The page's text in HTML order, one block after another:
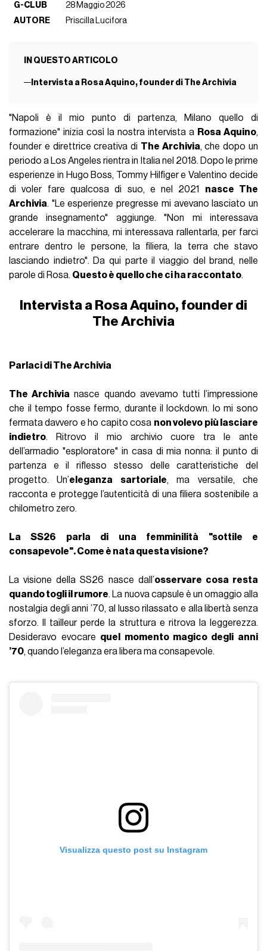
G-CLUB
28 Maggio 2026
AUTORE
Priscilla Lucifora
IN QUESTO ARTICOLO
Intervista a Rosa Aquino, founder di The Archivia
"Napoli è il mio punto di partenza, Milano quello di
formazione" inizia così la nostra intervista a Rosa Aquino,
founder e direttrice creativa di The Archivia, che dopo un
periodo a Los Angeles rientra in Italia nel 2018. Dopo le prime
esperienze in Hugo Boss, Tommy Hilfiger e Valentino decide
di voler fare qualcosa di suo, e nel 2021 nasce The
Archivia. "Le esperienze pregresse mi avevano lasciato un
grande insegnamento" aggiunge. "Non mi interessava
accelerare la macchina, mi interessava rallentarla, per farci
entrare dentro le persone, la filiera, la terra che stavo
lasciando indietro". Da qui parte il viaggio del brand, nelle
parole di Rosa. Questo è quello che ci ha raccontato.
Intervista a Rosa Aquino, founder di
The Archivia
Parlaci di The Archivia
The Archivia nasce quando avevamo tutti l’impressione
che il tempo fosse fermo, durante il lockdown. Io mi sono
fermata davvero e ho capito cosa non volevo più lasciare
indietro. Ritrovo il mio archivio cuore tra le ante
dell’armadio "esploratore" in casa di mia nonna: il punto di
partenza e il riflesso stesso delle caratteristiche del
progetto. Un’eleganza sartoriale, ma versatile, che
racconta e protegge l’autenticità di una filiera sostenibile a
chilometro zero.
La SS26 parla di una femminilità "sottile e
consapevole". Come è nata questa visione?
La visione della SS26 nasce dall’osservare cosa resta
quando togli il rumore. La nuova capsule è un omaggio alla
nostalgia degli anni ’70, al lusso rilassato e alla libertà senza
sforzo. Il tailleur perde la struttura e ritrova la leggerezza.
Desideravo evocare quel momento magico degli anni
’70, quando l’eleganza era libera ma consapevole.
Visualizza questo post su Instagram